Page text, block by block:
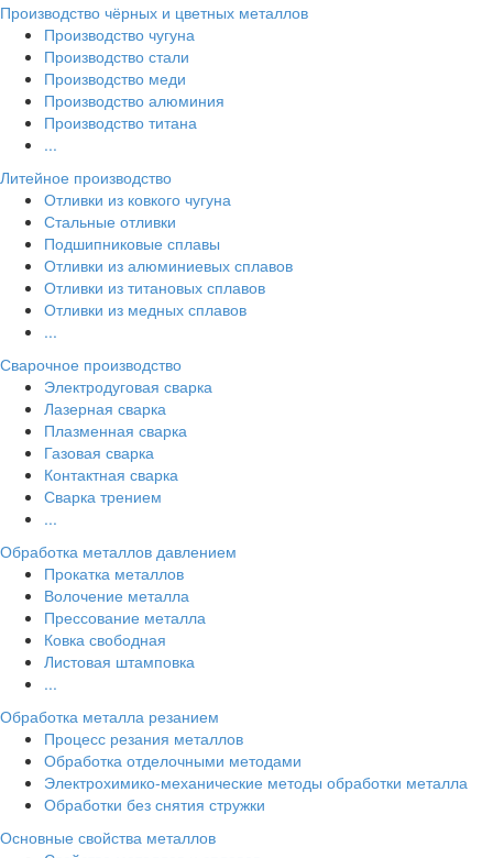
Производство чёрных и цветных металлов
Производство чугуна
Производство стали
Производство меди
Производство алюминия
Производство титана
...
Литейное производство
Отливки из ковкого чугуна
Стальные отливки
Подшипниковые сплавы
Отливки из алюминиевых сплавов
Отливки из титановых сплавов
Отливки из медных сплавов
...
Сварочное производство
Электродуговая сварка
Лазерная сварка
Плазменная сварка
Газовая сварка
Контактная сварка
Сварка трением
...
Обработка металлов давлением
Прокатка металлов
Волочение металла
Прессование металла
Ковка свободная
Листовая штамповка
...
Обработка металла резанием
Процесс резания металлов
Обработка отделочными методами
Электрохимико-механические методы обработки металла
Обработки без снятия стружки
Основные свойства металлов